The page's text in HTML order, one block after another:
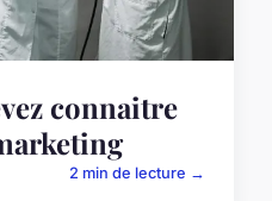
connaitre
2 min de lecture →